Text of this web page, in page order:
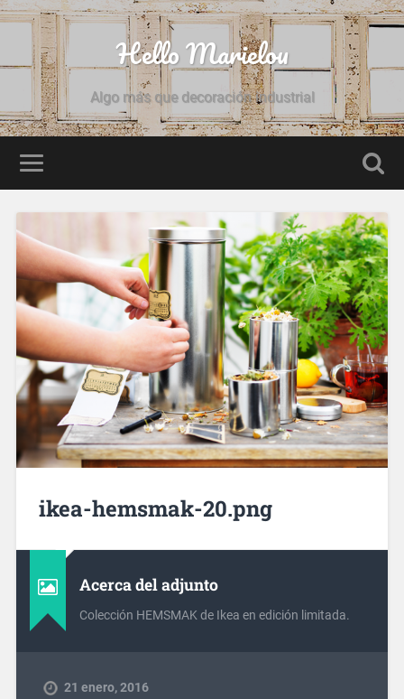
Hello Marielou
Algo más que decoración industrial
ikea-hemsmak-20.png
Acerca del adjunto
Colección HEMSMAK de Ikea en edición limitada.
21 enero, 2016